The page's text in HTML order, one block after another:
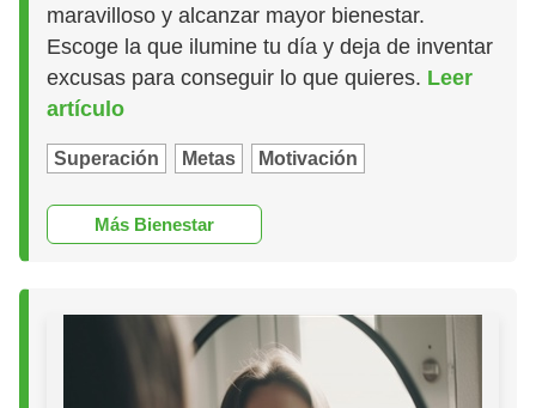
maravilloso y alcanzar mayor bienestar.
Escoge la que ilumine tu día y deja de inventar
excusas para conseguir lo que quieres. Leer
artículo
Superación Metas Motivación
Más Bienestar